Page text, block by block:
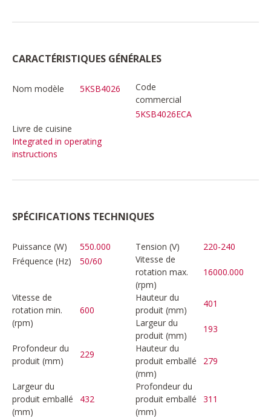
CARACTÉRISTIQUES GÉNÉRALES
Nom modèle 5KSB4026
Code
commercial
5KSB4026ECA
Livre de cuisine
Integrated in operating
instructions
SPÉCIFICATIONS TECHNIQUES
Puissance (W) 550.000 Tension (V)
220-240
Fréquence (Hz)
50/60
Vitesse de
rotation max.
(rpm)
16000.000
Vitesse de
rotation min.
(rpm)
600
Hauteur du
produit (mm)
401
Largeur du
produit (mm)
193
Profondeur du
produit (mm)
229
Hauteur du
produit emballé
(mm)
279
Largeur du
produit emballé
(mm)
432
Profondeur du
produit emballé
(mm)
311